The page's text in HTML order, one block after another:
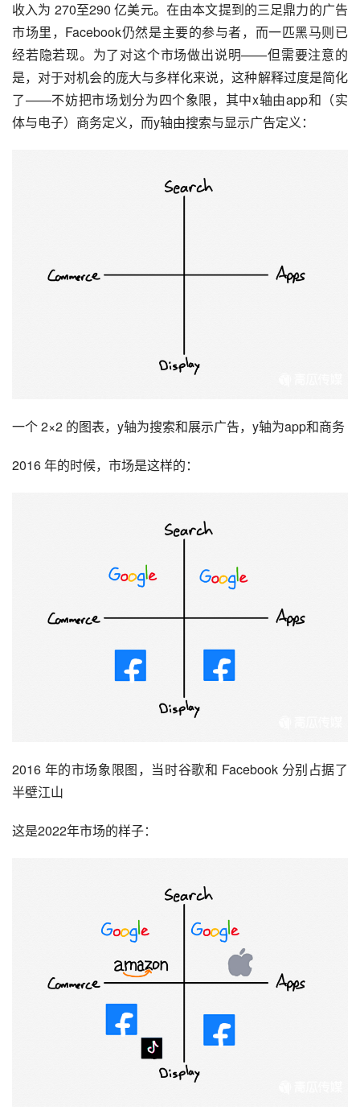
收入为 270至290 亿美元。在由本文提到的三足鼎力的广告
市场里，Facebook仍然是主要的参与者，而一匹黑马则已
经若隐若现。为了对这个市场做出说明——但需要注意的
是，对于对机会的庞大与多样化来说，这种解释过度是简化
了——不妨把市场划分为四个象限，其中x轴由app和（实
体与电子）商务定义，而y轴由搜索与显示广告定义：
一个 2×2 的图表，y轴为搜索和展示广告，y轴为app和商务
2016 年的时候，市场是这样的：
2016 年的市场象限图，当时谷歌和 Facebook 分别占据了
半壁江山
这是2022年市场的样子：